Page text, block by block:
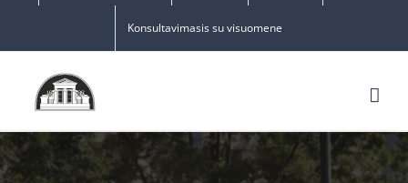
Konsultavimasis su visuomene